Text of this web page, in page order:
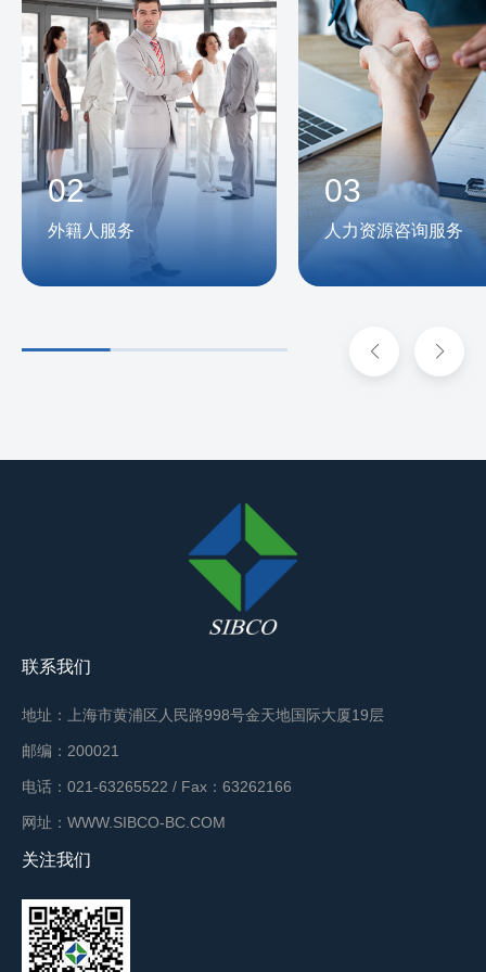
02
外籍人服务
03
人力资源咨询服务
联系我们
地址：上海市黄浦区人民路998号金天地国际大厦19层
邮编：200021
电话：021-63265522 / Fax：63262166
网址：WWW.SIBCO-BC.COM
关注我们